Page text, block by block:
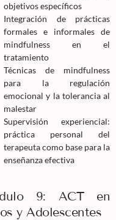
objetivos específicos
Integración de prácticas
formales e informales de
mindfulness en el
tratamiento
Técnicas de mindfulness
para la regulación
emocional y la tolerancia al
malestar
Supervisión experiencial:
práctica personal del
terapeuta como base para la
enseñanza efectiva
9: ACT en
y Adolescentes